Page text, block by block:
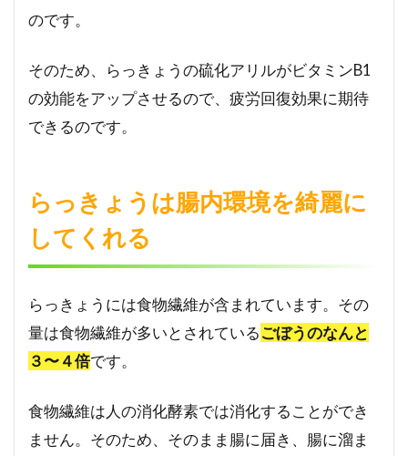
防す
る野
らっ
きょ
善し
もア
5
らっ
きょ
うは
増進
る！
のです。
そのため、らっきょうの硫化アリルがビタミンB1
の効能をアップさせるので、疲労回復効果に期待
できるのです。
らっきょうは腸内環境を綺麗に
してくれる
らっきょうには食物繊維が含まれています。その
量は食物繊維が多いとされているごぼうのなんと
３〜４倍です。
食物繊維は人の消化酵素では消化することができ
ません。そのため、そのまま腸に届き、腸に溜ま